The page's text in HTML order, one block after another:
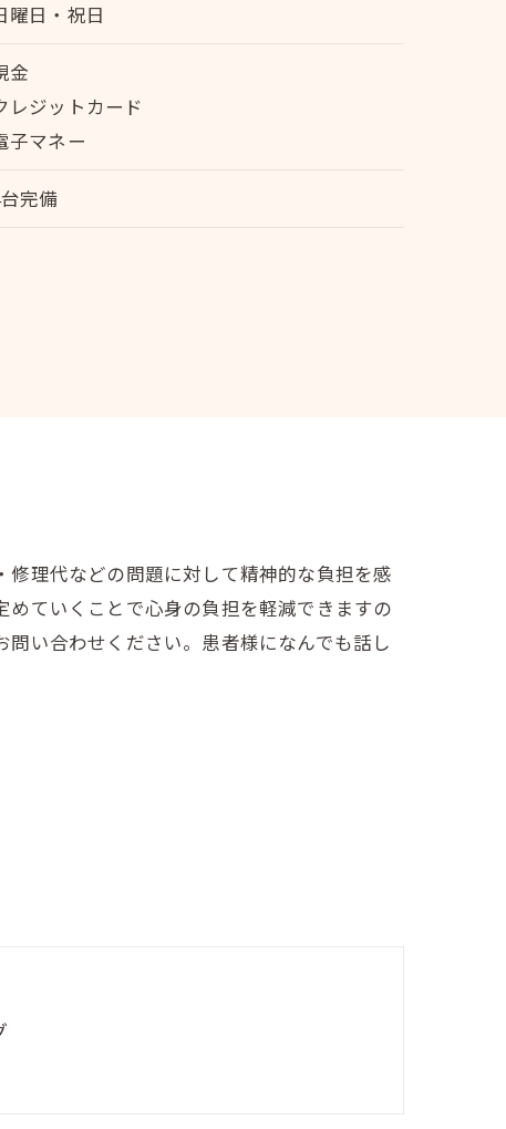
曜日・祝日
金
レジットカード
子マネー
完備
理代などの問題に対して精神的な負担を感
ていくことで心身の負担を軽減できますの
い合わせください。患者様になんでも話し